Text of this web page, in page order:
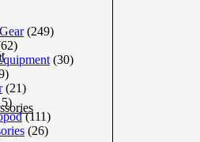
(249)
(30)
(21)
(111)
(26)